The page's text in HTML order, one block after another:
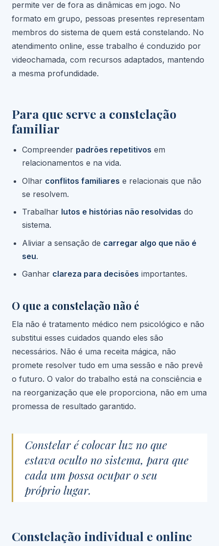
permite ver de fora as dinâmicas em jogo. No
formato em grupo, pessoas presentes representam
membros do sistema de quem está constelando. No
atendimento online, esse trabalho é conduzido por
videochamada, com recursos adaptados, mantendo
a mesma profundidade.
Para que serve a constelação
familiar
Compreender padrões repetitivos em
relacionamentos e na vida.
Olhar conflitos familiares e relacionais que não
se resolvem.
Trabalhar lutos e histórias não resolvidas do
sistema.
Aliviar a sensação de carregar algo que não é
seu.
Ganhar clareza para decisões importantes.
O que a constelação não é
Ela não é tratamento médico nem psicológico e não
substitui esses cuidados quando eles são
necessários. Não é uma receita mágica, não
promete resolver tudo em uma sessão e não prevê
o futuro. O valor do trabalho está na consciência e
na reorganização que ele proporciona, não em uma
promessa de resultado garantido.
Constelar é colocar luz no que
estava oculto no sistema, para que
cada um possa ocupar o seu
próprio lugar.
Constelação individual e online